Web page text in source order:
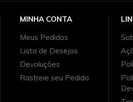
MINHA CONTA
Meus Pedidos
Lista de Desejos
Devoluções
Rastreie seu Pedido